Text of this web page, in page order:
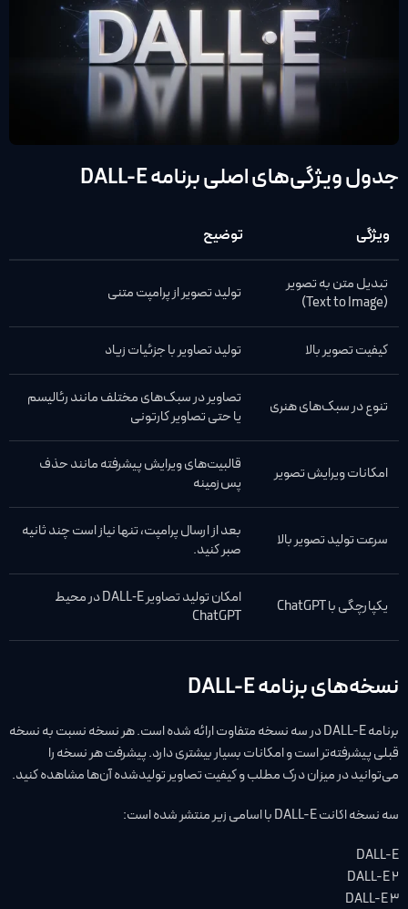
جدول ویژگی‌های اصلی برنامه DALL-E
ویژگی توضیح
تبدیل متن به تصویر
(Text to Image)
تولید تصویر از پرامپت متنی
کیفیت تصویر بالا تولید تصاویر با جزئیات زیاد
تنوع در سبک‌های هنری
تصاویر در سبک‌های مختلف مانند رئالیسم
یا حتی تصاویر کارتونی
امکانات ویرایش تصویر
قالبیت‌های ویرایش پیشرفته مانند حذف
پس‌زمینه
سرعت تولید تصویر بالا
بعد از ارسال پرامپت، تنها نیاز است چند ثانیه
صبر کنید.
یکپارچگی با ChatGPT
امکان تولید تصاویر DALL‑E در محیط
ChatGPT
نسخه‌های برنامه DALL-E
برنامه DALL-E در سه نسخه متفاوت ارائه شده است. هر نسخه نسبت به نسخه
قبلی پیشرفته‌تر است و امکانات بسیار بیشتری دارد. پیشرفت هر نسخه را
می‌توانید در میزان درک مطلب و کیفیت تصاویر تولیدشده آن‌ها مشاهده کنید.
سه نسخه اکانت DALL-E با اسامی زیر منتشر شده است:
DALL-E
2 DALL-E
3 DALL-E